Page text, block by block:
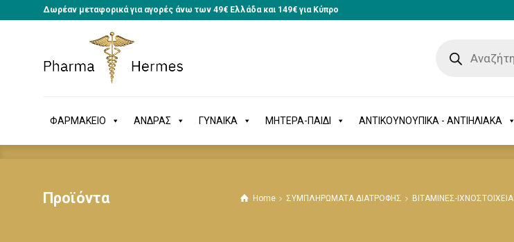
Δωρέαν μεταφορικά για αγορές άνω των 49€ Ελλάδα και 149€ για Κύπρο
ΦΑΡΜΑΚΕΙΟ ΑΝΔΡΑΣ ΓΥΝΑΙΚΑ ΜΗΤΕΡΑ-ΠΑΙΔΙ ΑΝΤΙΚΟΥΝΟΥΠΙΚΑ - ΑΝΤΙΗΛΙΑΚΑ
ΦΑΡΜΑΚΕΙΟ ΑΝΔΡΑΣ ΓΥΝΑΙΚΑ ΜΗΤΕΡΑ-ΠΑΙΔΙ ΑΝΤΙΚΟΥΝΟΥΠΙΚΑ - ΑΝΤΙΗΛΙΑΚΑ
Προϊόντα Home ΣΥΜΠΛΗΡΩΜΑΤΑ ΔΙΑΤΡΟΦΗΣ ΒΙΤΑΜΙΝΕΣ-ΙΧΝΟΣΤΟΙΧΕΙΑ